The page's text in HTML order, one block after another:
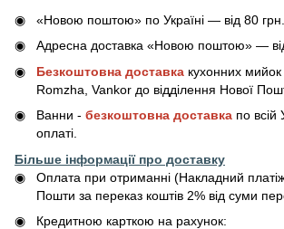
«Новою поштою» по Україні — від 80 грн.
Адресна доставка «Новою поштою» —
Безкоштовна доставка кухонних
Romzha, Vankor до відділення Нової
Ванни - безкоштовна доставка по всій
оплаті.
Більше інформації про доставку
Оплата при отриманні (Накладний
Пошти за переказ коштів 2% від суми
Кредитною карткою на рахунок: